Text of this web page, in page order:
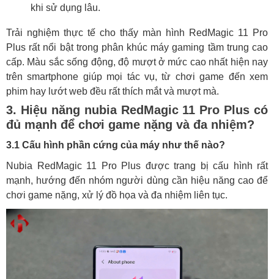
khi sử dụng lâu.
Trải nghiệm thực tế cho thấy màn hình RedMagic 11 Pro
Plus rất nổi bật trong phân khúc máy gaming tầm trung cao
cấp. Màu sắc sống động, độ mượt ở mức cao nhất hiện nay
trên smartphone giúp mọi tác vụ, từ chơi game đến xem
phim hay lướt web đều rất thích mắt và mượt mà.
3. Hiệu năng nubia RedMagic 11 Pro Plus có
đủ mạnh để chơi game nặng và đa nhiệm?
3.1 Cấu hình phần cứng của máy như thế nào?
Nubia RedMagic 11 Pro Plus được trang bị cấu hình rất
mạnh, hướng đến nhóm người dùng cần hiệu năng cao để
chơi game nặng, xử lý đồ họa và đa nhiệm liên tục.